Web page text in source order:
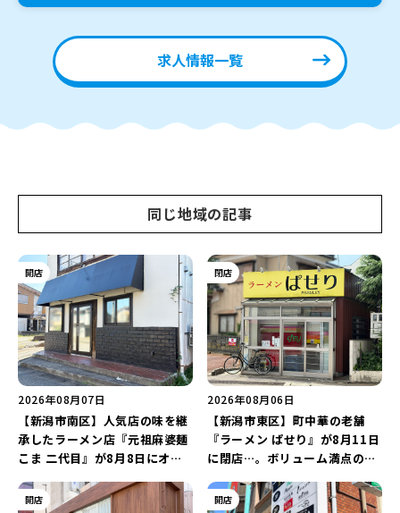
求人情報一覧
同じ地域の記事
開店
2026年08月07日
【新潟市南区】人気店の味を継
承したラーメン店『元祖麻婆麺
こま 二代目』が8月8日にオー
た「麻婆麺」を復刻♪
閉店
2026年08月06日
【新潟市東区】町中華の老舗
『ラーメン ぱせり』が8月11日
に閉店…。ボリューム満点の名
開店 開店